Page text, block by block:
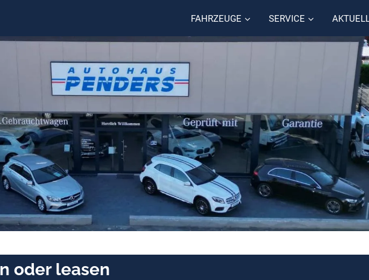
FAHRZEUGE SERVICE
oder leasen